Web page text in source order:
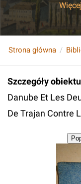
Strona główna
Szczegóły obiektu
Danube Et Les
De Trajan Contre